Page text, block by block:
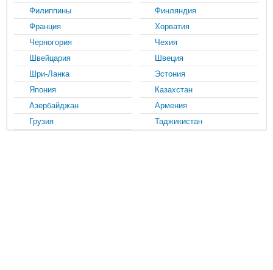
Филиппины
Финляндия
Франция
Хорватия
Черногория
Чехия
Швейцария
Швеция
Шри-Ланка
Эстония
Япония
Казахстан
Азербайджан
Армения
Грузия
Таджикистан